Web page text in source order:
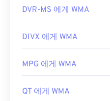
DVR-MS 에게 WMA
DIVX 에게 WMA
MPG 에게 WMA
QT 에게 WMA